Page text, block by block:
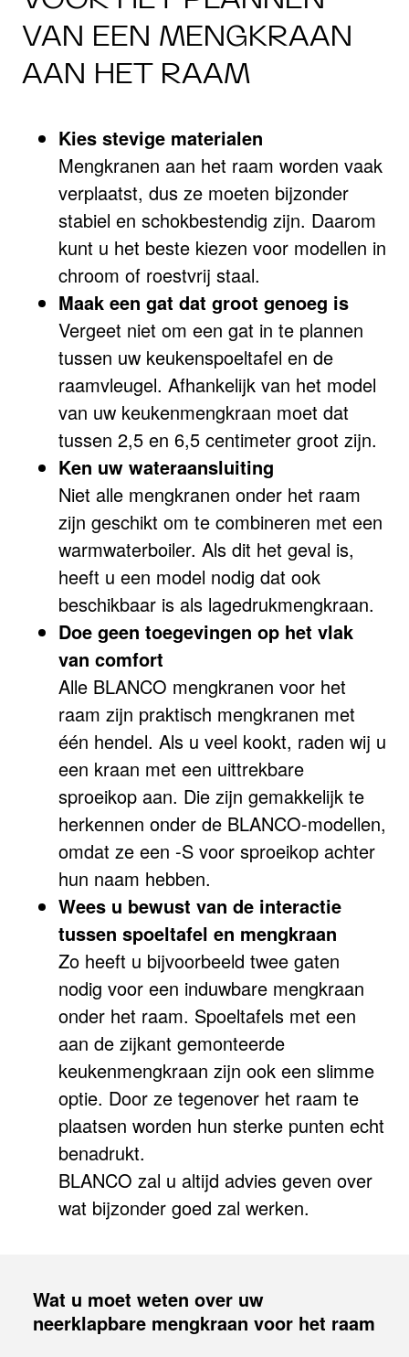
VAN EEN MENGKRAAN
AAN HET RAAM
Kies stevige materialen
Mengkranen aan het raam worden vaak
verplaatst, dus ze moeten bijzonder
stabiel en schokbestendig zijn. Daarom
kunt u het beste kiezen voor modellen in
chroom of roestvrij staal.
Maak een gat dat groot genoeg is
Vergeet niet om een gat in te plannen
tussen uw keukenspoeltafel en de
raamvleugel. Afhankelijk van het model
van uw keukenmengkraan moet dat
tussen 2,5 en 6,5 centimeter groot zijn.
Ken uw wateraansluiting
Niet alle mengkranen onder het raam
zijn geschikt om te combineren met een
warmwaterboiler. Als dit het geval is,
heeft u een model nodig dat ook
beschikbaar is als lagedrukmengkraan.
Doe geen toegevingen op het vlak
van comfort
Alle BLANCO mengkranen voor het
raam zijn praktisch mengkranen met
één hendel. Als u veel kookt, raden wij u
een kraan met een uittrekbare
sproeikop aan. Die zijn gemakkelijk te
herkennen onder de BLANCO-modellen,
omdat ze een -S voor sproeikop achter
hun naam hebben.
Wees u bewust van de interactie
tussen spoeltafel en mengkraan
Zo heeft u bijvoorbeeld twee gaten
nodig voor een induwbare mengkraan
onder het raam. Spoeltafels met een
aan de zijkant gemonteerde
keukenmengkraan zijn ook een slimme
optie. Door ze tegenover het raam te
plaatsen worden hun sterke punten echt
benadrukt.
BLANCO zal u altijd advies geven over
wat bijzonder goed zal werken.
Wat u moet weten over uw
neerklapbare mengkraan voor het raam